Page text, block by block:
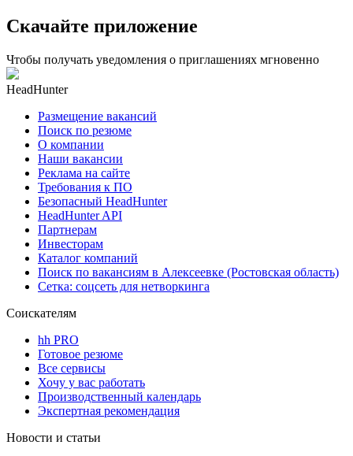
Скачайте приложение
Чтобы получать уведомления о приглашениях мгновенно
HeadHunter
Размещение вакансий
Поиск по резюме
О компании
Наши вакансии
Реклама на сайте
Требования к ПО
Безопасный HeadHunter
HeadHunter API
Партнерам
Инвесторам
Каталог компаний
Поиск по вакансиям в Алексеевке (Ростовская область)
Сетка: соцсеть для нетворкинга
Соискателям
hh PRO
Готовое резюме
Все сервисы
Хочу у вас работать
Производственный календарь
Экспертная рекомендация
Новости и статьи